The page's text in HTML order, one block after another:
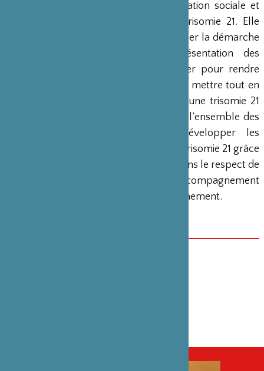
qui œuvrent à la participation sociale et
citoyenne des personnes avec une trisomie 21. Elle
s’est donnée pour missions de : favoriser la démarche
d’auto-détermination et d’autoreprésentation des
personnes avec trisomie 21 ; travailler pour rendre
l’environnement inclusif et accessible ; mettre tout en
œuvre pour que les personnes avec une trisomie 21
accèdent et exercent, à liberté égale, l’ensemble des
droits liés à la citoyenneté ; développer les
potentialités de la personne avec une trisomie 21 grâce
à un accompagnement individualisé dans le respect de
son projet ; proposer des modes d’accompagnement
innovants en interaction avec l’environnement.